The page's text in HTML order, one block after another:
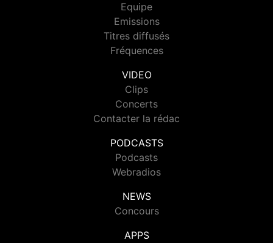
Equipe
Emissions
Titres diffusés
Fréquences
VIDEO
Clips
Concerts
Contacter la rédac
PODCASTS
Podcasts
Webradios
NEWS
Concours
APPS